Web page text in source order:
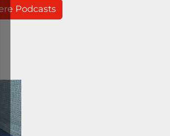
Podcasts